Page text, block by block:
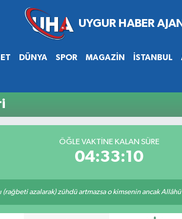
DÜNYA SPOR MAGAZİN İSTANBUL
ÖĞLE VAKTİNE KALAN SÜRE
04:33:09
azalarak) zühdü artmazsa o kimsenin ancak Allâhü